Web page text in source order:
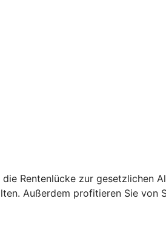
Rentenlücke zur gesetzlichen
Außerdem profitieren Sie von